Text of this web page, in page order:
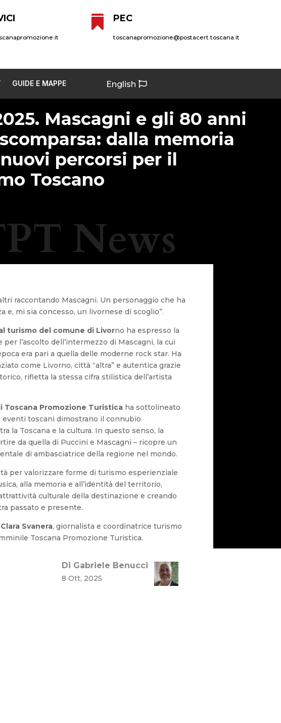
 PEC
toscanapromozione@postacert.toscana.it
GUIDE E MAPPE English
News
Mascagni e gli 80 anni
dalla memoria
percorsi per il
Toscano
raccontando Mascagni. Un personaggio che ha
e, mi sia concesso, un livornese di scoglio”.
turismo del comune di Livorno ha espresso la
per l’ascolto dell’intermezzo di Mascagni, la cui
era pari a quella delle moderne rock star. Ha
come Livorno, città “altra” e autentica grazie
rifletta la stessa cifra stilistica dell’artista
Toscana Promozione Turistica ha sottolineato
eventi toscani dimostrano il connubio
la Toscana e la cultura. In questo senso, la
da quella di Puccini e Mascagni – ricopre un
di ambasciatrice della regione nel mondo.
per valorizzare forme di turismo esperienziale
alla memoria e all’identità del territorio,
culturale della destinazione e creando
passato e presente.
Clara Svanera, giornalista e coordinatrice turismo
Toscana Promozione Turistica.
Di Gabriele Benucci
8 Ott, 2025